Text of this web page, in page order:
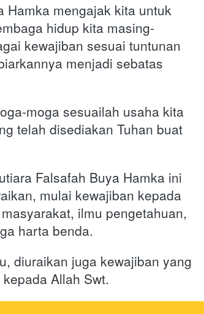
Hamka mengajak kita untuk
hidup kita masing-
kewajiban sesuai tuntunan
menjadi sebatas
moga sesuailah usaha kita
telah disediakan Tuhan buat
Falsafah Buya Hamka ini
mulai kewajiban kepada
ilmu pengetahuan,
harta benda.
diuraikan juga kewajiban yang
Allah Swt.